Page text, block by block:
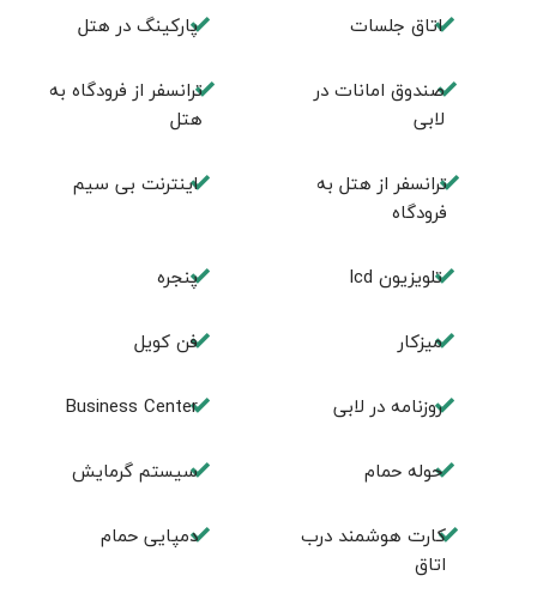
اتاق جلسات پارکینگ در هتل
صندوق امانات در
لابی
ترانسفر از فرودگاه به
هتل
ترانسفر از هتل به
فرودگاه
اینترنت بی سیم
تلویزیون lcd پنجره
میزکار فن کویل
روزنامه در لابی Business Center
حوله حمام سیستم گرمایش
کارت هوشمند درب
اتاق
دمپایی حمام